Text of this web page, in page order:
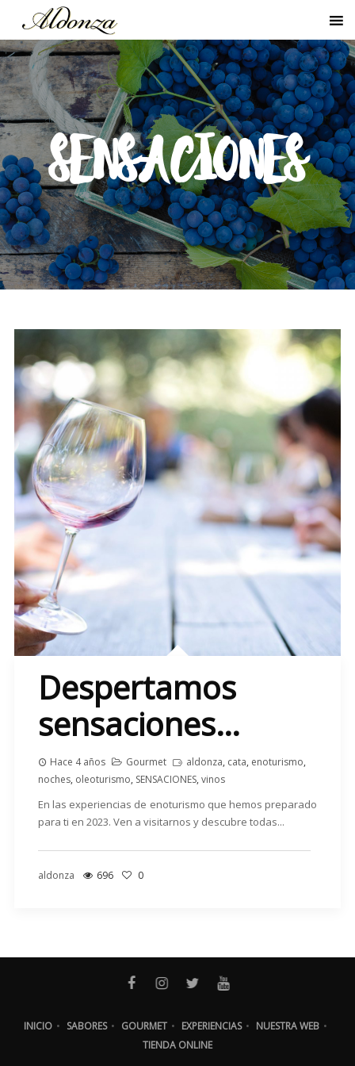
SENSACIONES
Despertamos
sensaciones…
Hace 4 años Gourmet aldonza, cata, enoturismo,
noches, oleoturismo, SENSACIONES, vinos
En las experiencias de enoturismo que hemos preparado
para ti en 2023. Ven a visitarnos y descubre todas...
aldonza 696 0
INICIO • SABORES • GOURMET • EXPERIENCIAS • NUESTRA WEB •
TIENDA ONLINE